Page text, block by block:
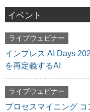
イベント
ライブウェビナー
インプレス AI Days
を再定義するAI
ライブウェビナー
プロセスマイニング